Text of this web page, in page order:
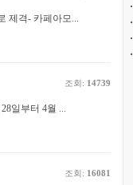
제격- 카페아모...
조회: 14739
일부터 4월 ...
조회: 16081